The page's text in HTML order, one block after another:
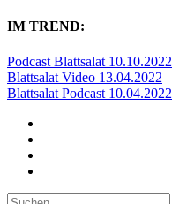
IM TREND:
Podcast Blattsalat 10.10.2022
Blattsalat Video 13.04.2022
Blattsalat Podcast 10.04.2022